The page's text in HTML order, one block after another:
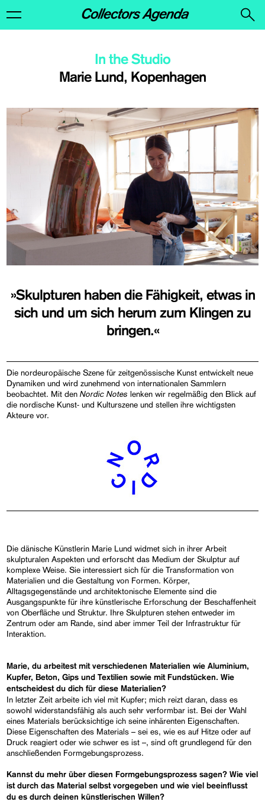
Marie Lund, Kopenhagen
In the Studio
»Skulpturen haben die Fähigkeit, etwas in
sich und um sich herum zum Klingen zu
bringen.«
Die nordeuropäische Szene für zeitgenössische Kunst entwickelt neue
Dynamiken und wird zunehmend von internationalen Sammlern
beobachtet. Mit denNordic Notes lenken wir regelmäßig den Blick auf
die nordische Kunst- und Kulturszene und stellen ihre wichtigsten
Akteure vor.
Die dänische Künstlerin Marie Lund widmet sich in ihrer Arbeit
skulpturalen Aspekten und erforscht das Medium der Skulptur auf
komplexe Weise. Sie interessiert sich für die Transformation von
Materialien und die Gestaltung von Formen. Körper,
Alltagsgegenstände und architektonische Elemente sind die
Ausgangspunkte für ihre künstlerische Erforschung der Beschaffenheit
von Oberfläche und Struktur. Ihre Skulpturen stehen entweder im
Zentrum oder am Rande, sind aber immer Teil der Infrastruktur für
Interaktion.
Marie, du arbeitest mit verschiedenen Materialien wie Aluminium,
Kupfer, Beton, Gips und Textilien sowie mit Fundstücken. Wie
entscheidest du dich für diese Materialien?
In letzter Zeit arbeite ich viel mit Kupfer; mich reizt daran, dass es
sowohl widerstandsfähig als auch sehr verformbar ist. Bei der Wahl
eines Materials berücksichtige ich seine inhärenten Eigenschaften.
Diese Eigenschaften des Materials – sei es, wie es auf Hitze oder auf
Druck reagiert oder wie schwer es ist –, sind oft grundlegend für den
anschließenden Formgebungsprozess.
Kannst du mehr über diesen Formgebungsprozess sagen? Wie viel
ist durch das Material selbst vorgegeben und wie viel beeinflusst
du es durch deinen künstlerischen Willen?